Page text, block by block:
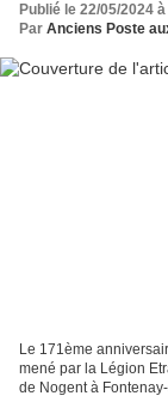
Publié le 22/05/2024
Par Anciens Poste
Le 171ème
mené par la Légion
de Nogent à